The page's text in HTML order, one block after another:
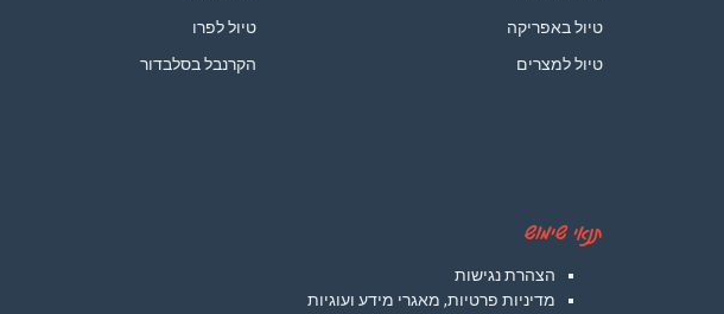
טיול באפריקה
טיול למצרים
טיול לפרו
הקרנבל בסלבדור
תנאי שימוש
הצהרת נגישות
מדיניות פרטיות, מאגרי מידע ועוגיות